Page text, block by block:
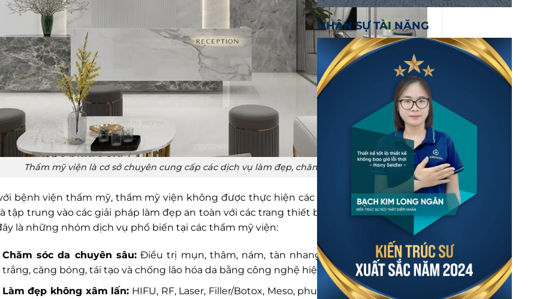
Thẩm mỹ viện là cơ sở chuyên cung cấp các dịch vụ làm đẹp, chăm sóc sắc đẹp
bệnh viện thẩm mỹ, thẩm mỹ viện không được thực hiện các ca phẫu thuật xâm lấn
tập trung vào các giải pháp làm đẹp an toàn với các trang thiết bị – công nghệ hiện đại.
là những nhóm dịch vụ phổ biến tại các thẩm mỹ viện:
Chăm sóc da chuyên sâu:Điều trị mụn, thâm, nám, tàn nhang; các liệu trình dưỡng
trắng, căng bóng, tái tạo và chống lão hóa da bằng công nghệ hiện đại.
Làm đẹp không xâm lấn: HIFU, RF, Laser, Filler/Botox, Meso, phun xăm thẩm mỹ,… hiệu
NHÂN SỰ TÀI NĂNG